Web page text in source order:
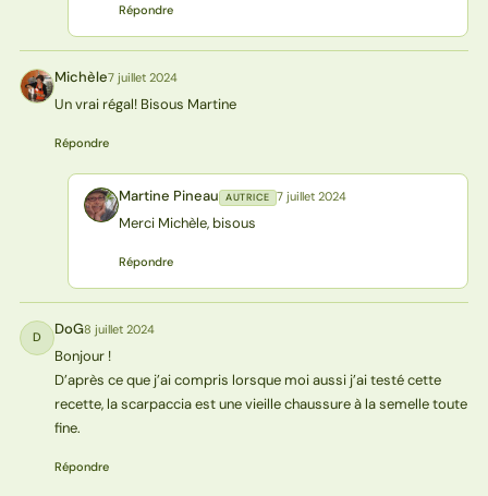
Répondre
M Michèle7 juillet 2024
Un vrai régal! Bisous Martine
Répondre
MP Martine Pineau AUTRICE 7 juillet 2024
Merci Michèle, bisous
Répondre
D DoG8 juillet 2024
Bonjour !
D’après ce que j’ai compris lorsque moi aussi j’ai testé cette
recette, la scarpaccia est une vieille chaussure à la semelle toute
fine.
Répondre